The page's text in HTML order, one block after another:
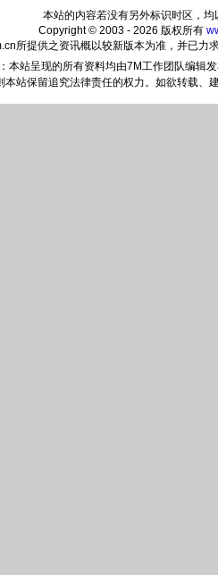
本站的内容若没有另外标识时区，均
Copyright © 2003 - 2026 版权所有
所提供之资讯概以较新版本为准，并已力
本站呈现的所有资料均由7M工作团队编辑
本站保留追究法律责任的权力。如欲转载、